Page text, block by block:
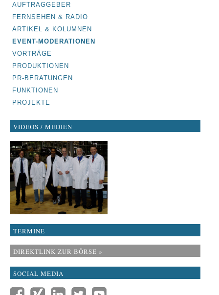
NAVIGATION
ÜBERSPRINGEN
AUFTRAGGEBER
FERNSEHEN & RADIO
ARTIKEL & KOLUMNEN
EVENT-MODERATIONEN
VORTRÄGE
PRODUKTIONEN
PR-BERATUNGEN
FUNKTIONEN
PROJEKTE
VIDEOS / MEDIEN
TERMINE
DIREKTLINK ZUR BÖRSE »
SOCIAL MEDIA